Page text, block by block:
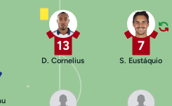
13
D. Cornelius
7
S. Eustáquio